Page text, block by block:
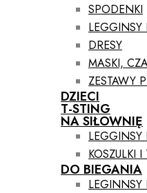
SPODENKI
LEGGINSY
DRESY
MASKI,
ZESTAWY
DZIECI
T-STING
NA SIŁOWNIĘ
LEGGINSY
KOSZULKI
DO BIEGANIA
LEGINNSY